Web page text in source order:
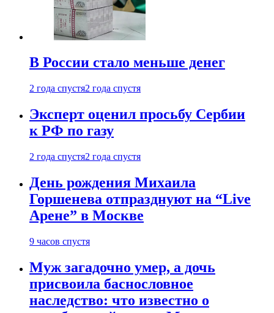
В России стало меньше денег
2 года спустя2 года спустя
Эксперт оценил просьбу Сербии
к РФ по газу
2 года спустя2 года спустя
День рождения Михаила
Горшенева отпразднуют на “Live
Арене” в Москве
9 часов спустя
Муж загадочно умер, а дочь
присвоила баснословное
наследство: что известно о